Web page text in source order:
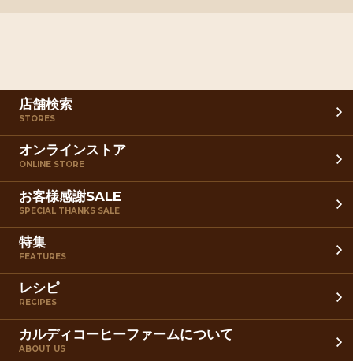
店舗検索
STORES
オンラインストア
ONLINE STORE
お客様感謝SALE
SPECIAL THANKS SALE
特集
FEATURES
レシピ
RECIPES
カルディコーヒーファームについて
ABOUT US